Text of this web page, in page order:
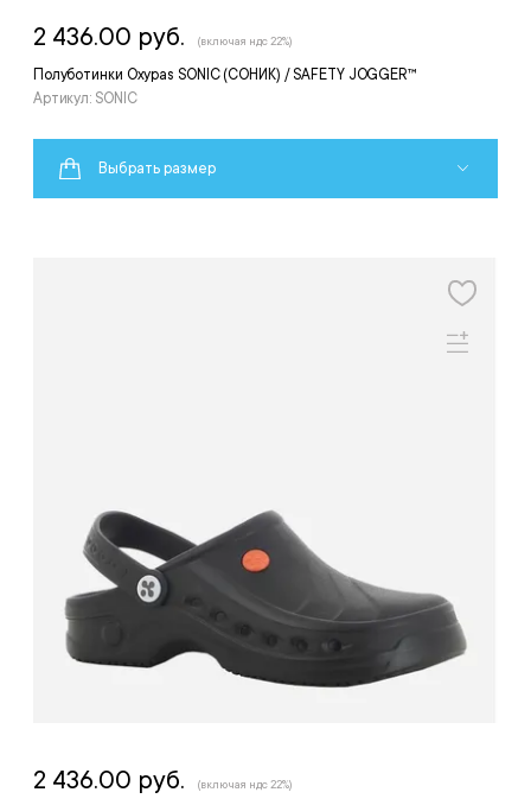
Полуботинки Oxypas SONIC (СОНИК) / SAFETY JOGGER™
Артикул: SONIC
2 436.00 руб. (включая ндс 22%)
Выбрать размер
2 436.00 руб. (включая ндс 22%)